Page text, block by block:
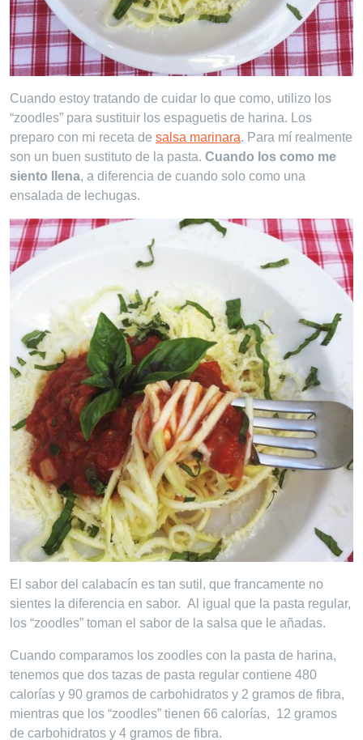
Cuando estoy tratando de cuidar lo que como, utilizo los
“zoodles” para sustituir los espaguetis de harina. Los
preparo con mi receta de salsa marinara. Para mí realmente
son un buen sustituto de la pasta. Cuando los como me
siento llena, a diferencia de cuando solo como una
ensalada de lechugas.
El sabor del calabacín es tan sutil, que francamente no
sientes la diferencia en sabor. Al igual que la pasta regular,
los “zoodles” toman el sabor de la salsa que le añadas.
Cuando comparamos los zoodles con la pasta de harina,
tenemos que dos tazas de pasta regular contiene 480
calorías y 90 gramos de carbohidratos y 2 gramos de fibra,
mientras que los “zoodles” tienen 66 calorías, 12 gramos
de carbohidratos y 4 gramos de fibra.